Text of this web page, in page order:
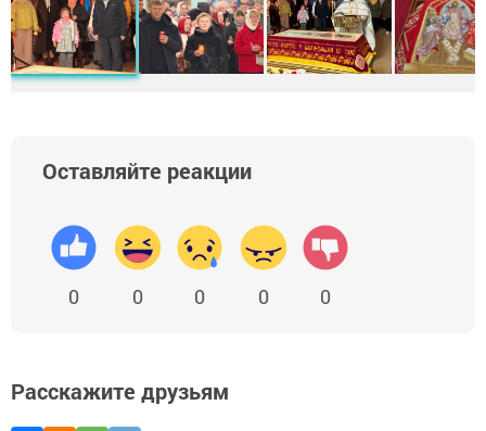
Оставляйте реакции
0 0 0 0 0
Расскажите друзьям